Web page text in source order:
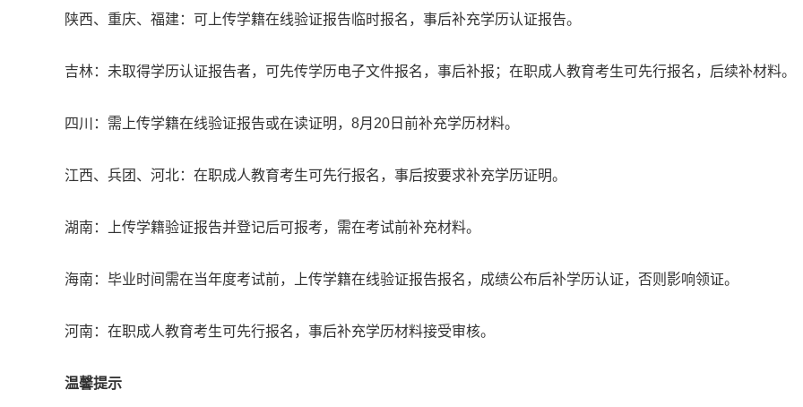
陕西、重庆、福建：可上传学籍在线验证报告临时报名，事后补充学历认证报告。
吉林：未取得学历认证报告者，可先传学历电子文件报名，事后补报；在职成人教育考生可先行报名，后续补材料。
四川：需上传学籍在线验证报告或在读证明，8月20日前补充学历材料。
江西、兵团、河北：在职成人教育考生可先行报名，事后按要求补充学历证明。
湖南：上传学籍验证报告并登记后可报考，需在考试前补充材料。
海南：毕业时间需在当年度考试前，上传学籍在线验证报告报名，成绩公布后补学历认证，否则影响领证。
河南：在职成人教育考生可先行报名，事后补充学历材料接受审核。
温馨提示